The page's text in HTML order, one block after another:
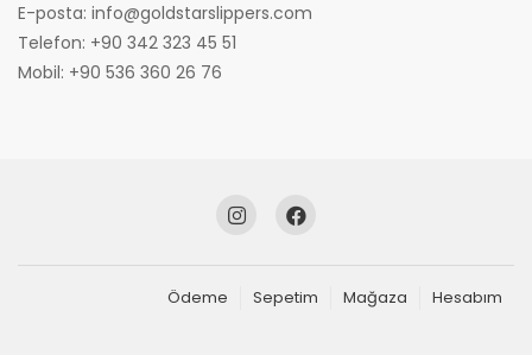
E-posta: info@goldstarslippers.com
Telefon: +90 342 323 45 51
Mobil: +90 536 360 26 76
Ödeme Sepetim Mağaza Hesabım